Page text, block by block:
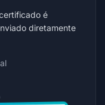
é
diretamente